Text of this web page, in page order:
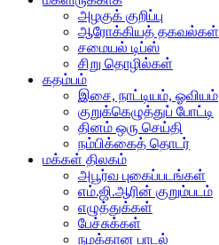
அழகுக் குறிப்பு
ஆரோக்கியத் தகவல்கள்
சமையல் டிப்ஸ்
சிறு தொழில்கள்
கதம்பம்
இசை, நாட்டியம், ஓவியம்
குறுக்கெழுத்துப் போட்டி
தினம் ஒரு செய்தி
நம்பிக்கைத் தொடர்
மக்கள் திலகம்
அபூர்வ புகைப்படங்கள்
எம்.ஜி.ஆரின் குறும்படம்
எழுத்துக்கள்
பேச்சுக்கள்
நமக்கான பாடல்